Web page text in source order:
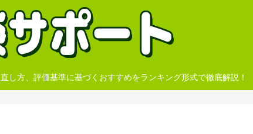
し方、評価基準に基づくおすすめをランキング形式で徹底解説！